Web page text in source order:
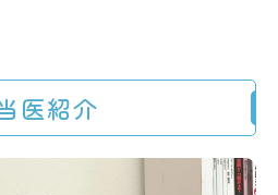
医紹介